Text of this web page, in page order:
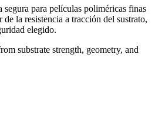
segura para películas poliméricas finas
la resistencia a tracción del sustrato,
elegido.
substrate strength, geometry, and